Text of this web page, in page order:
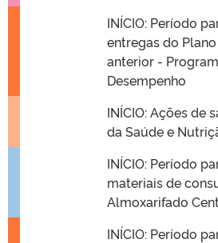
INÍCIO: Período
entregas do
anterior -
Desempenho
INÍCIO: Ações de
da Saúde e
INÍCIO: Período
materiais de
Almoxarifado
INÍCIO: Período